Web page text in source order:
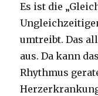
Es ist die
umtreibt. Das
aus. Da kann
Rhythmus